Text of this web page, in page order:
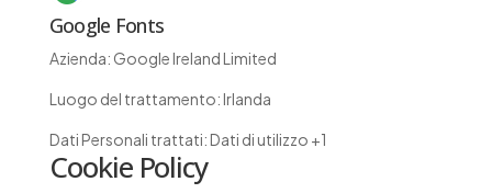
Google Fonts
Azienda: Google Ireland Limited
Luogo del trattamento:Irlanda
Dati Personali trattati:Dati di utilizzo +1
Cookie Policy